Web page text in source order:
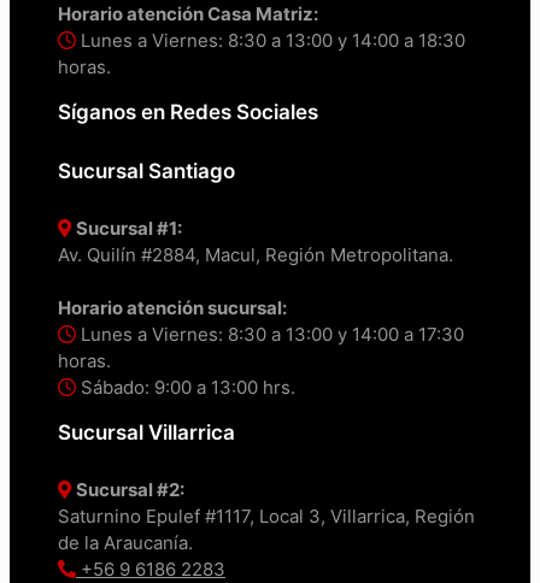
Horario atención Casa Matriz:
Lunes a Viernes: 8:30 a 13:00 y 14:00 a 18:30
horas.
Síganos en Redes Sociales
Sucursal Santiago
Sucursal #1:
Av. Quilín #2884, Macul, Región Metropolitana.
Horario atención sucursal:
Lunes a Viernes: 8:30 a 13:00 y 14:00 a 17:30
horas.
Sábado: 9:00 a 13:00 hrs.
Sucursal Villarrica
Sucursal #2:
Saturnino Epulef #1117, Local 3, Villarrica, Región
de la Araucanía.
+56 9 6186 2283